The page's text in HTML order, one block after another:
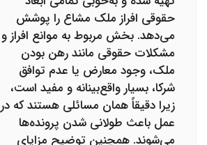
حقوقی افراز ملک مشاع را پوشش
می‌دهد. بخش مربوط به موانع افراز و
مشکلات حقوقی مانند رهن بودن
ملک، وجود معارض یا عدم توافق
شرکا، بسیار واقع‌بینانه و مفید است،
زیرا دقیقاً همان مسائلی هستند که در
عمل باعث طولانی شدن پرونده‌ها
می‌شوند. همچنین توضیح مزایای